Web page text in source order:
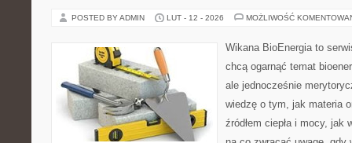
POSTED BY ADMIN LUT - 12 - 2026 MOŻLIWOŚĆ
Wikana BioEnergia to
chcą ogarnąć temat
ale jednocześnie
wiedzę o tym, jak materia
źródłem ciepła i mocy, jak